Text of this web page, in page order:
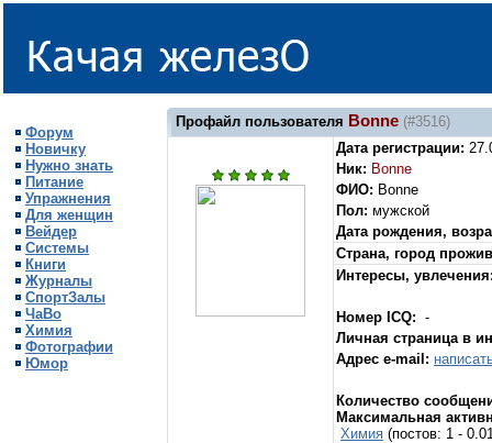
Форум
Новичку
Нужно знать
Питание
Упражнения
Для женщин
Вейдер
Системы
Книги
Журналы
СпортЗалы
ЧаВо
Химия
Фотографии
Юмор
Профайл пользователя Bonne (#3516)
Дата регистрации:
Ник: Bonne
ФИО: Bonne
Пол: мужской
Дата рождения,
Страна, город
Интересы,
Номер ICQ: -
Личная страница в
Адрес e-mail:
Количество
Максимальная
Химия (постов: 1 -